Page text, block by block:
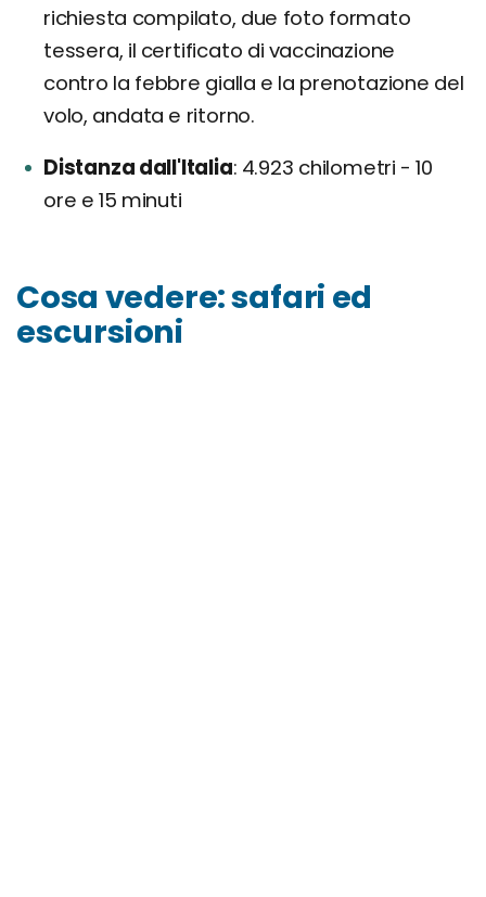
richiesta compilato, due foto formato
tessera, il certificato di vaccinazione
contro la febbre gialla e la prenotazione del
volo, andata e ritorno.
Distanza dall'Italia 4.923 chilometri - 10
ore e 15 minuti
Cosa vedere: safari ed
escursioni